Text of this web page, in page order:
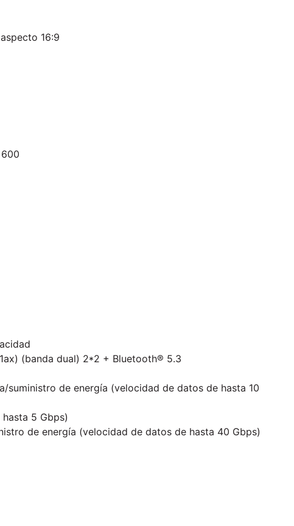
16:9
(banda dual) 2*2 + Bluetooth® 5.3
suministro de energía (velocidad de datos de hasta 10
5 Gbps)
de energía (velocidad de datos de hasta 40 Gbps)